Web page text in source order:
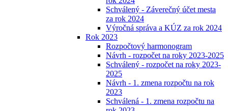
Schválený - Záverečný účet mesta
za rok 2024
Výročná správa a KÚZ za rok 2024
Rok 2023
Rozpočtový harmonogram
Návrh - rozpočet na roky 2023-2025
Schválený - rozpočet na roky 2023-
2025
Návrh - 1. zmena rozpočtu na rok
2023
Schválená - 1. zmena rozpočtu na